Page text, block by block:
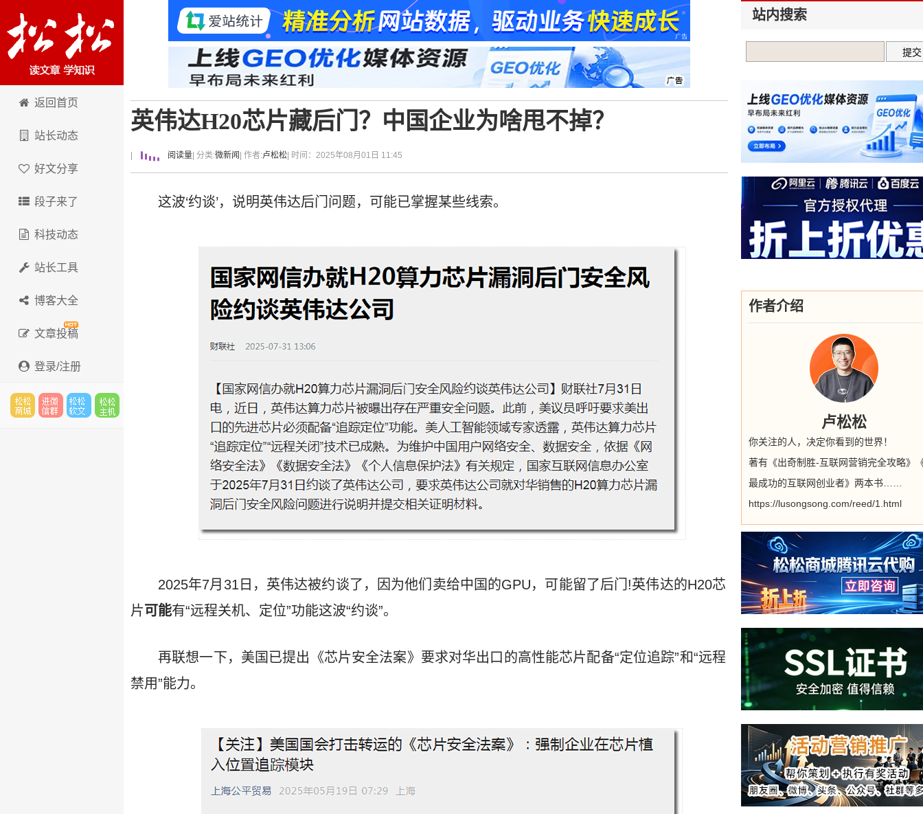
卢松松博客
返回首页
站长动态
好文分享
段子来了
科技动态
站长工具
博客大全
文章投稿
登录/注册
英伟达H20芯片藏后门？中国企业为啥甩不掉？
阅读量 | 分类:微新闻 | 作者:卢松松 | 时间：2025年08月01日 11:45
这波‘约谈’，说明英伟达后门问题，可能已掌握某些线索。
2025年7月31日，英伟达被约谈了，因为他们卖给中国的GPU，可能留了后门!英伟达的H20芯
片可能有“远程关机、定位”功能这波“约谈”。
再联想一下，美国已提出《芯片安全法案》要求对华出口的高性能芯片配备“定位追踪”和“远程
禁用”能力。
站内搜索
作者介绍
卢松松
你关注的人，决定你看到的世界！
著有《出奇制胜-互联网营销完全攻略》
最成功的互联网创业者》两本书……
https://lusongsong.com/reed/1.html